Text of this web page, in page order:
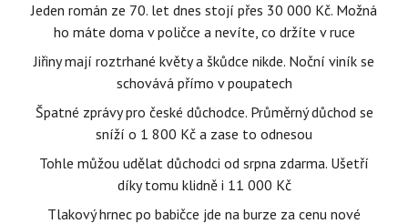
Jeden román ze 70. let dnes stojí přes 30 000 Kč. Možná
ho máte doma v poličce a nevíte, co držíte v ruce
Jiřiny mají roztrhané květy a škůdce nikde. Noční viník se
schovává přímo v poupatech
Špatné zprávy pro české důchodce. Průměrný důchod se
sníží o 1 800 Kč a zase to odnesou
Tohle můžou udělat důchodci od srpna zdarma. Ušetří
díky tomu klidně i 11 000 Kč
Tlakový hrnec po babičce jde na burze za cenu nové